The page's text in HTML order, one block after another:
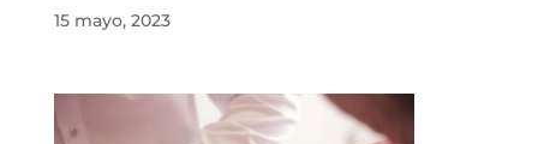
15 mayo, 2023